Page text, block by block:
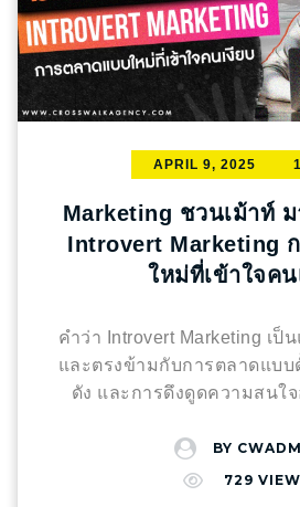
มี “ลูกค้าประจำ” ไม่ใช่เรื่องย
เขาอย่างต่อเนื่
แรกของเนื้อหาได้อย่างรวดเร็
ในการผลิตคอนเทนต์อย่างม
การตรวจสอบและปรับปรุงโ
เพื่อเติมเต็มเอกลักษณ์และน้
ที่น่าสนใจคือหัวใจสำคัญของค
สร้างสรรค์ภาพและวิดีโอเป็นเรื่
แม้ผู้ที่ไม่มีทักษะด้านการออ
สร้างสรรค์ Visual Content ที่
ปรากฏบนหน้าแรกของ
สำคัญ AI Tools อย่าง
ช่วยวิเคราะห์คีย์เวิร์ด ปรับปรุ
เพิ่มโอกาสในการติดอันดับสูงแ
หมายที่ใช่ การสร้าง
เลือก Influencer ที่เหมาะสม
สำคัญที่สุด เปรียบเสมือนการ
เลือกผิดชีวิตเปลี่ยน! โดยพิจ
หมายที่ตรงกัน: ผู้ติดตามของ
Rate ที่ดี: อัตราการมีส่วนร่ว
และความสัมพันธ์ที่แท้จริง ส
สอดคล้องกับแบรนด์: น้ำเสียง
ของ Influencer ต้องเข้ากับภ
ของแคมเปญให้ชัดเจน กำ
ต้องการเพิ่มการรับรู้แบรนด์
Engagement หรือโปรโมท
ใช้งานมากที่สุด กำหนดประเ
วิดีโอ รีวิว รูปภาพ หรือการ
APRIL 9, 2025
Marketing ชวนเม้าท์
Introvert Marketing
ใหม่ที่เข้าใจคน
คำว่า Introvert Marketing เ
และตรงข้ามกับการตลาดแบบ
ดัง และการดึงดูดความสนใ
เปรียบเทียบกับแนวทางอื่นๆ
Introvert Marketing คืออะ
BY
729